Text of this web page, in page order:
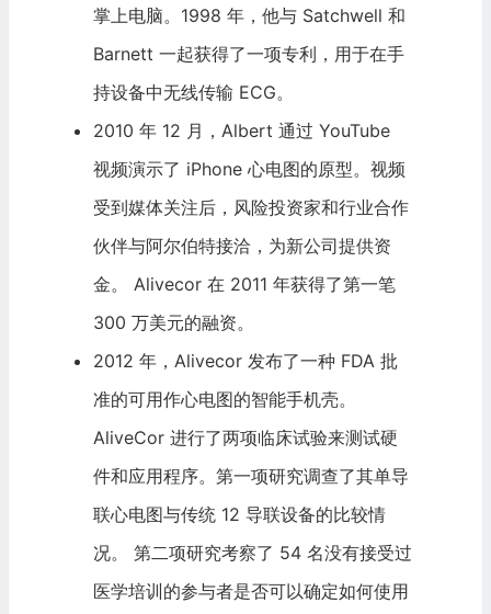
掌上电脑。1998 年，他与 Satchwell 和
Barnett 一起获得了一项专利，用于在手
持设备中无线传输 ECG。
2010 年 12 月，Albert 通过 YouTube
视频演示了 iPhone 心电图的原型。视频
受到媒体关注后，风险投资家和行业合作
伙伴与阿尔伯特接洽，为新公司提供资
金。 Alivecor 在 2011 年获得了第一笔
300 万美元的融资。
2012 年，Alivecor 发布了一种 FDA 批
准的可用作心电图的智能手机壳。
AliveCor 进行了两项临床试验来测试硬
件和应用程序。第一项研究调查了其单导
联心电图与传统 12 导联设备的比较情
况。 第二项研究考察了 54 名没有接受过
医学培训的参与者是否可以确定如何使用